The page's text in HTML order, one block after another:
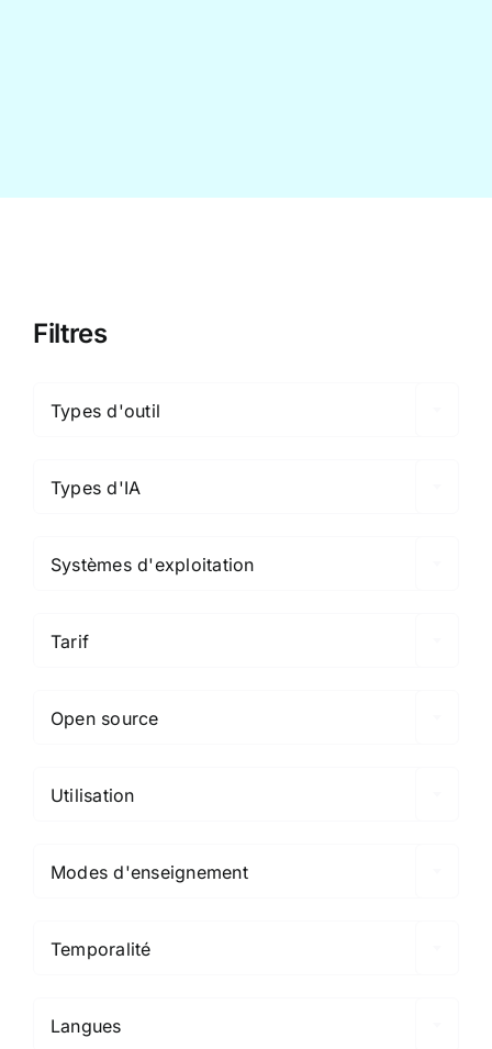
Filtres
Types d'outil
Types d'IA
Systèmes d'exploitation
Tarif
Open source
Utilisation
Modes d'enseignement
Temporalité
Langues